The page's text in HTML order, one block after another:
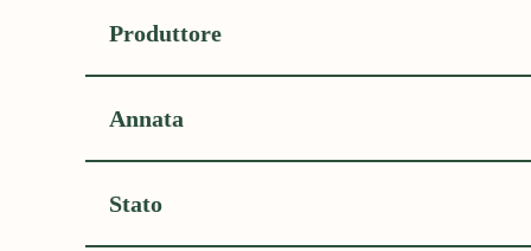
Produttore
Annata
Stato